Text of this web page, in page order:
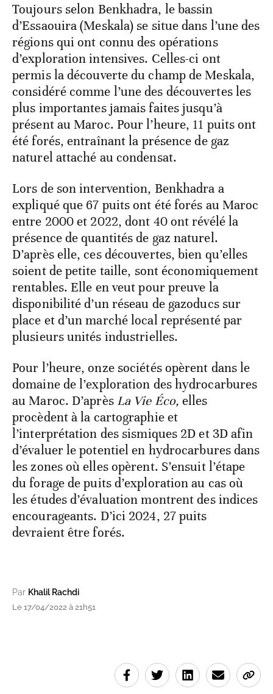
Toujours selon Benkhadra, le bassin
d’Essaouira (Meskala) se situe dans l’une des
régions qui ont connu des opérations
d’exploration intensives. Celles-ci ont
permis la découverte du champ de Meskala,
considéré comme l’une des découvertes les
plus importantes jamais faites jusqu’à
présent au Maroc. Pour l’heure, 11 puits ont
été forés, entraînant la présence de gaz
naturel attaché au condensat.
Lors de son intervention, Benkhadra a
expliqué que 67 puits ont été forés au Maroc
entre 2000 et 2022, dont 40 ont révélé la
présence de quantités de gaz naturel.
D’après elle, ces découvertes, bien qu’elles
soient de petite taille, sont économiquement
rentables. Elle en veut pour preuve la
disponibilité d’un réseau de gazoducs sur
place et d’un marché local représenté par
plusieurs unités industrielles.
Pour l’heure, onze sociétés opèrent dans le
domaine de l’exploration des hydrocarbures
au Maroc. D’après La Vie Éco, elles
procèdent à la cartographie et
l’interprétation des sismiques 2D et 3D afin
d’évaluer le potentiel en hydrocarbures dans
les zones où elles opèrent. S’ensuit l’étape
du forage de puits d’exploration au cas où
les études d’évaluation montrent des indices
encourageants. D’ici 2024, 27 puits
devraient être forés.
Par Khalil Rachdi
Le 17/04/2022 à 21h51